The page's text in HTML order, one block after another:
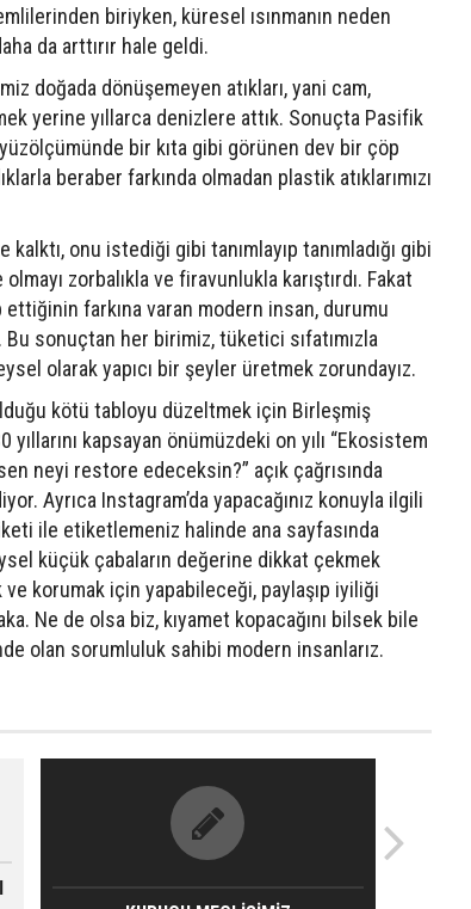
biriyken, küresel ısınmanın neden
da arttırır hale geldi.
doğada dönüşemeyen atıkları, yani cam,
yerine yıllarca denizlere attık. Sonuçta Pasifik
bir kıta gibi görünen dev bir çöp
beraber farkında olmadan plastik atıklarımızı
onu istediği gibi tanımlayıp tanımladığı gibi
zorbalıkla ve firavunlukla karıştırdı. Fakat
ettiğinin farkına varan modern insan, durumu
sonuçtan her birimiz, tüketici sıfatımızla
olarak yapıcı bir şeyler üretmek zorundayız.
kötü tabloyu düzeltmek için Birleşmiş
kapsayan önümüzdeki on yılı “Ekosistem
neyi restore edeceksin?” açık çağrısında
Ayrıca Instagram’da yapacağınız konuyla ilgili
ile etiketlemeniz halinde ana sayfasında
küçük çabaların değerine dikkat çekmek
korumak için yapabileceği, paylaşıp iyiliği
Ne de olsa biz, kıyamet kopacağını bilsek bile
olan sorumluluk sahibi modern insanlarız.